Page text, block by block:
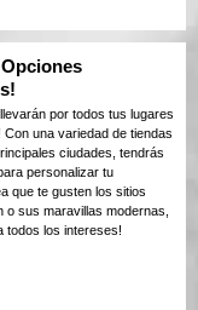
por todos tus lugares
una variedad de tiendas
ciudades, tendrás
personalizar tu
que te gusten los sitios
o sus maravillas modernas,
todos los intereses!